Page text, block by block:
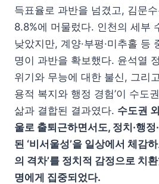
득표율로 과반을 넘겼고, 김문
8.8%에 머물렀다. 인천의 세부
낮았지만, 계양·부평·미추홀 등
명이 과반을 확보했다. 윤석열
위기와 무능에 대한 불신, 그리
용적 복지와 행정 경험’이 수도
삶과 결합된 결과였다. 수도권
울로 출퇴근하면서도, 정치·행
된 ‘비서울성’을 일상에서 체감
의 격차’를 정치적 감정으로 치
명에게 집중되었다.